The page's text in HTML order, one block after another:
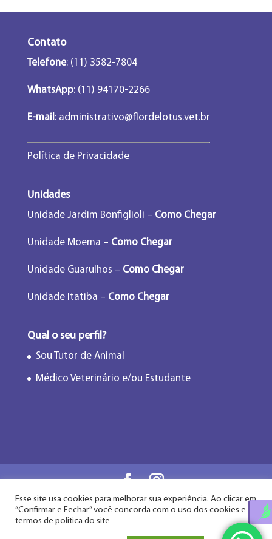
Contato
Telefone: (11) 3582-7804
WhatsApp: (11) 94170-2266
E-mail :administrativo@flordelotus.vet.br
Política de Privacidade
Unidades
Unidade Jardim Bonfiglioli – Como Chegar
Unidade Moema – Como Chegar
Unidade Guarulhos – Como Chegar
Unidade Itatiba – Como Chegar
Qual o seu perfil?
Sou Tutor de Animal
Médico Veterinário e/ou Estudante
Flor de Lótus Acupuntura Veterinária® - Desde
Esse site usa cookies para melhorar sua experiência. Ao clicar em
“Confirmar e Fechar” você concorda com o uso dos cookies e
termos de politica do site